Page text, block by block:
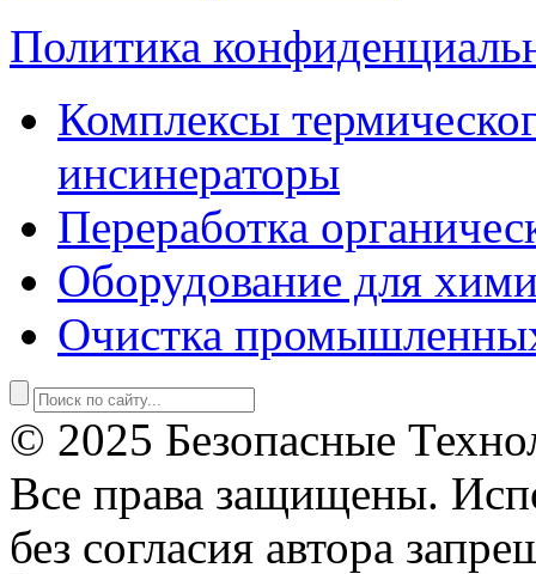
Политика
Комплексы
инсинераторы
Переработка
Оборудование для
Очистка
© 2025 Безопасные
Все права защищены.
без согласия автора